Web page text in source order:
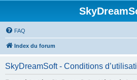
FAQ
Index du forum
SkyDreamSoft - Conditions